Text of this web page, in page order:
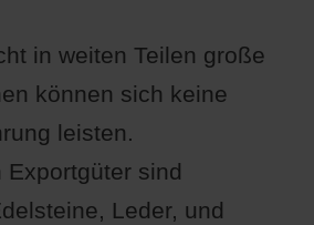
in weiten Teilen große
können sich keine
leisten.
Exportgüter sind
Leder, und